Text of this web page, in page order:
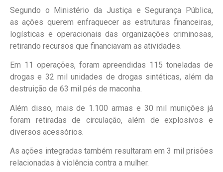
Segundo o Ministério da Justiça e Segurança Pública,
as ações querem enfraquecer as estruturas financeiras,
logísticas e operacionais das organizações criminosas,
retirando recursos que financiavam as atividades.
Em 11 operações, foram apreendidas 115 toneladas de
drogas e 32 mil unidades de drogas sintéticas, além da
destruição de 63 mil pés de maconha.
Além disso, mais de 1.100 armas e 30 mil munições já
foram retiradas de circulação, além de explosivos e
diversos acessórios.
As ações integradas também resultaram em 3 mil prisões
relacionadas à violência contra a mulher.